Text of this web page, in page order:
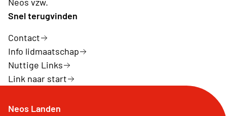
Snel terugvinden
Contact
Info lidmaatschap
Nuttige Links
Link naar start
Neos Landen